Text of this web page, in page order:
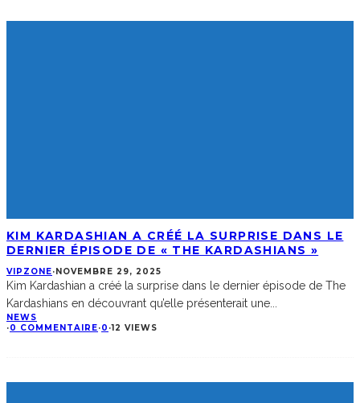
KIM KARDASHIAN A CRÉÉ LA SURPRISE DANS LE
DERNIER ÉPISODE DE « THE KARDASHIANS »
VIPZONE· NOVEMBRE 29, 2025
Kim Kardashian a créé la surprise dans le dernier épisode de The
Kardashians en découvrant qu’elle présenterait une
NEWS
·0 COMMENTAIRE·0 ·12 VIEWS